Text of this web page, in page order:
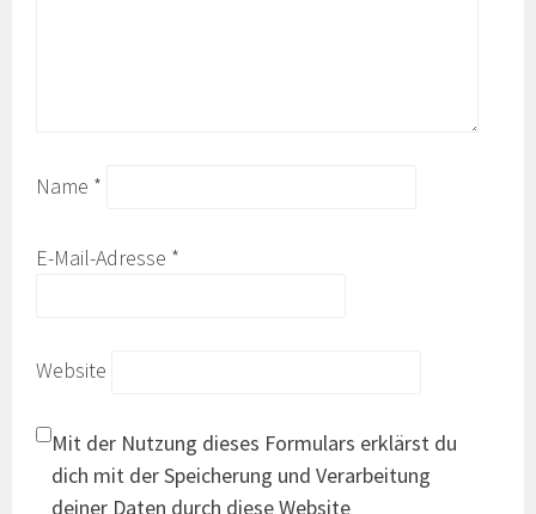
Name *
E-Mail-Adresse *
Website
Mit der Nutzung dieses Formulars erklärst du
dich mit der Speicherung und Verarbeitung
deiner Daten durch diese Website